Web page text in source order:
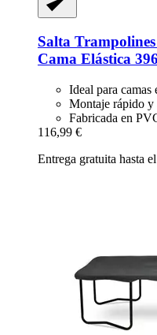
Salta Trampolines
Cama Elástica
Ideal para camas
Montaje rápido y
Fabricada en
116,99 €
Entrega gratuita hasta